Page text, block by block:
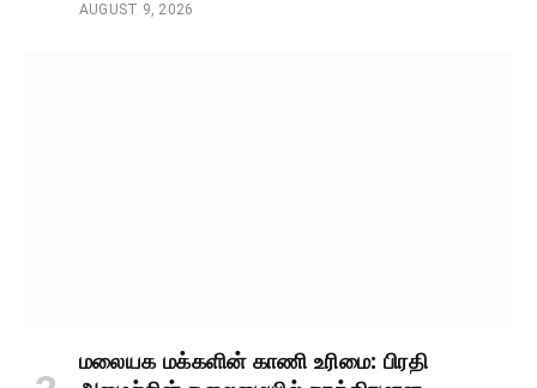
AUGUST 9, 2026
மலையக மக்களின் காணி உரிமை: பிரதி